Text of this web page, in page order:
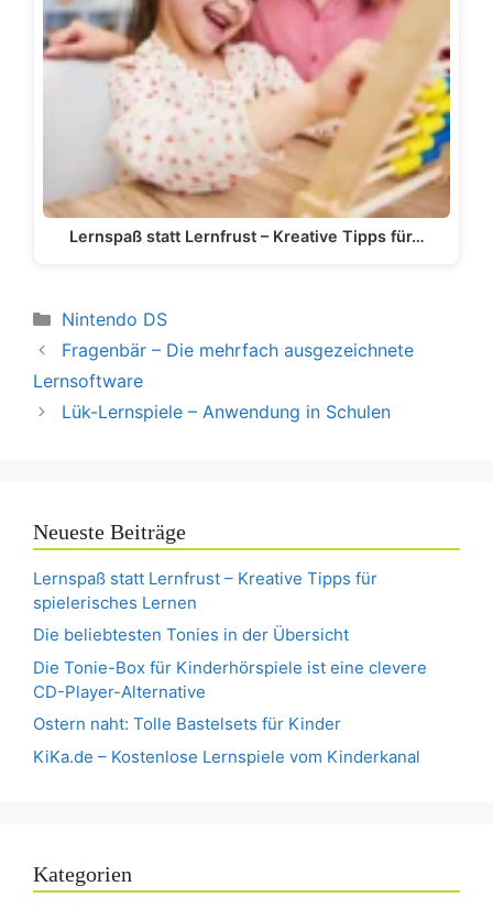
Lernspaß statt Lernfrust – Kreative Tipps für…
Kategorien
Nintendo DS
Fragenbär – Die mehrfach ausgezeichnete
Lernsoftware
Lük-Lernspiele – Anwendung in Schulen
Neueste Beiträge
Lernspaß statt Lernfrust – Kreative Tipps für
spielerisches Lernen
Die beliebtesten Tonies in der Übersicht
Die Tonie-Box für Kinderhörspiele ist eine clevere
CD-Player-Alternative
Ostern naht: Tolle Bastelsets für Kinder
KiKa.de – Kostenlose Lernspiele vom Kinderkanal
Kategorien